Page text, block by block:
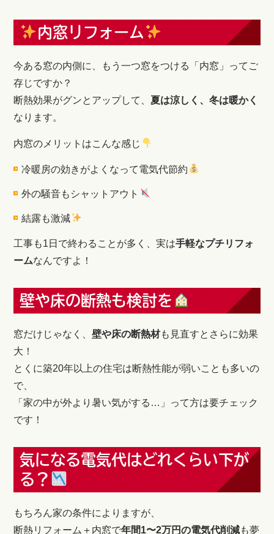
内窓リフォーム
今ある窓の内側に、もう一つ窓をつける「内窓」ってご
存じですか？
断熱効果がグンとアップして、夏は涼しく、冬は暖かく
なります。
内窓のメリットはこんな感じ
冷暖房の効きがよくなって電気代節約
外の騒音もシャットアウト
結露も激減
工事も1日で終わることが多く、実は手軽なプチリフォ
ームなんですよ！
壁や床の断熱も検討を
窓だけじゃなく、壁や床の断熱材も見直すとさらに効果
大！
とくに築20年以上の住宅は断熱性能が弱いことも多いの
で、
「家の中が外より暑い気がする…」って方は要チェック
です！
気になる電気代はどれくらい下が
る？
もちろん家の条件によりますが、
断熱リフォーム＋内窓で年間1〜2万円の電気代削減も夢